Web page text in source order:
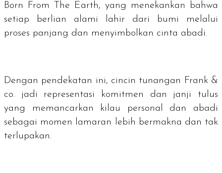
Born From The Earth, yang menekankan bahwa
setiap berlian alami lahir dari bumi melalui
proses panjang dan menyimbolkan cinta abadi.
Dengan pendekatan ini, cincin tunangan Frank &
co. jadi representasi komitmen dan janji tulus
yang memancarkan kilau personal dan abadi
sebagai momen lamaran lebih bermakna dan tak
terlupakan.